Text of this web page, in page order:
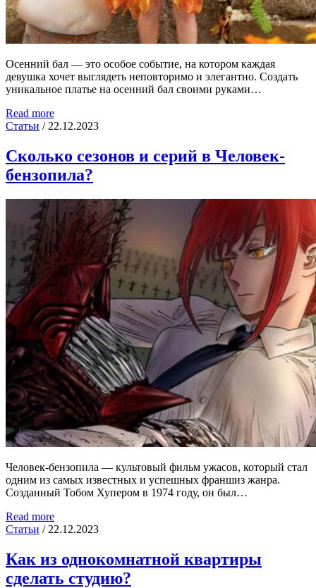
Осенний бал — это особое событие, на котором каждая
девушка хочет выглядеть неповторимо и элегантно. Создать
уникальное платье на осенний бал своими руками…
Read more
Статьи / 22.12.2023
Сколько сезонов и серий в Человек-
бензопила?
Человек-бензопила — культовый фильм ужасов, который стал
одним из самых известных и успешных франшиз жанра.
Созданный Тобом Хупером в 1974 году, он был…
Read more
Статьи / 22.12.2023
Как из однокомнатной квартиры
сделать студию?